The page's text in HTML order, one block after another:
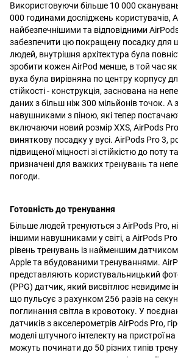
Використовуючи більше 10 000
000 годинами досліджень користувачів,
найбезпечнішими та відповідними
забезпечити цю покращену посадку для
людей, внутрішня архітектура була
зробити кожен AirPod менше, в той час як
вуха була вирівняна по центру корпусу
стійкості - конструкція, заснована на
даних з більш ніж 300 мільйонів точок. А
навушниками з піною, які тепер
включаючи новий розмір XXS, AirPods
виняткову посадку у вусі. AirPods Pro 3,
підвищеної міцності зі стійкістю до поту
призначені для важких тренувань та
погоди.
Готовність до тренування
Більше людей тренуються з AirPods Pro,
іншими навушниками у світі, а AirPods
рівень тренувань із найменшим
Apple та вбудованими тренуваннями.
представляють користувальницький
(PPG) датчик, який висвітлює невидиме
що пульсує з рахунком 256 разів на
поглинання світла в кровотоку. У
датчиків з акселерометрів AirPods Pro,
моделі штучного інтелекту на пристрої
можуть починати до 50 різних типів